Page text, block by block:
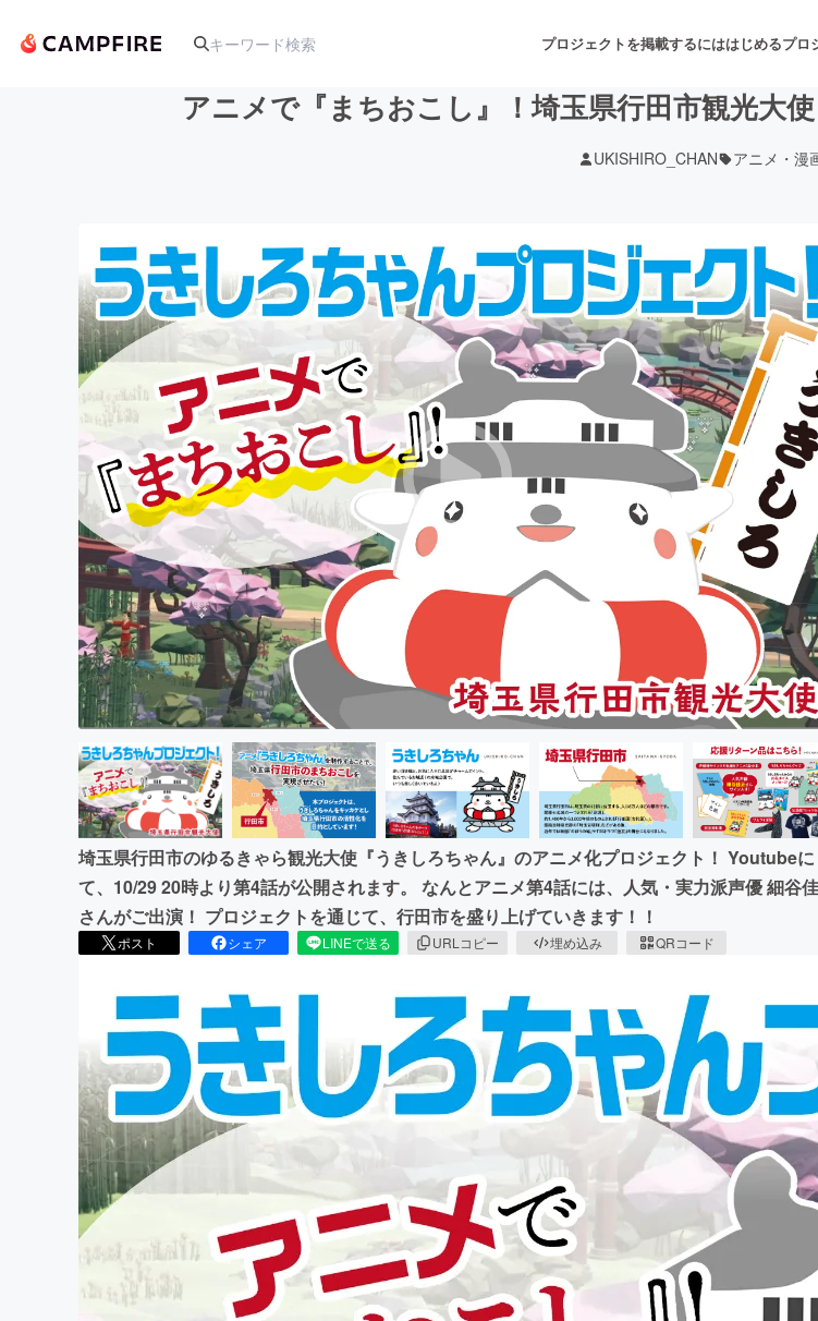
プロジェクトを掲載するにははじめるプロ
アート・写真 音楽
テクノロジー・ガジェット ゲーム・サービス開発
映像・映画 書籍・雑誌出版
ビジネス・起業 チャレンジ
まちづくり・地域活性化
CAMPFIRE for Social Good
CAMPFIREふるさと納税machi-ya
アニメで『まちおこし』！埼玉県行田市観光大
UKISHIRO_CHAN アニメ・漫
埼玉県行田市のゆるきゃら観光大使『うきしろちゃん』のアニメ化プロジェクト！ Youtubeに
て、10/29 20時より第4話が公開されます。 なんとアニメ第4話には、人気・実力派声優 細谷
さんがご出演！ プロジェクトを通じて、行田市を盛り上げていきます！！
ポスト シェア LINEで送る URLコピー 埋め込み QRコード